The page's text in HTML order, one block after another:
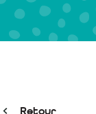
Retour